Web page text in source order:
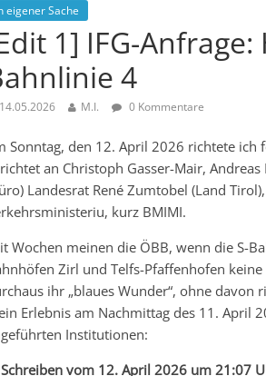
eigener Sache
1] IFG-
4
14.05.2026 M.I. 0 Kommentare
Sonntag, den 12. April 2026 richtete ich
an Christoph Gasser-Mair,
Landesrat René Zumtobel (Land
kurz BMIMI.
Wochen meinen die ÖBB, wenn die S-
Zirl und Telfs-Pfaffenhofen
ihr „blaues Wunder“, ohne
Erlebnis am Nachmittag des 11. April
Institutionen:
vom 12. April 2026 um 21:07